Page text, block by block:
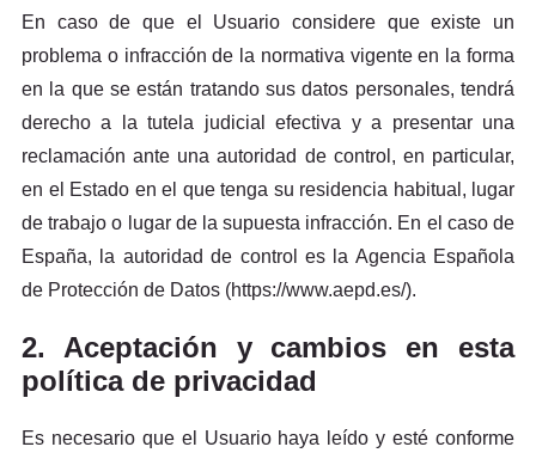
En caso de que el Usuario considere que existe un
problema o infracción de la normativa vigente en la forma
en la que se están tratando sus datos personales, tendrá
derecho a la tutela judicial efectiva y a presentar una
reclamación ante una autoridad de control, en particular,
en el Estado en el que tenga su residencia habitual, lugar
de trabajo o lugar de la supuesta infracción. En el caso de
España, la autoridad de control es la Agencia Española
de Protección de Datos (https://www.aepd.es/).
2. Aceptación y cambios en esta
política de privacidad
Es necesario que el Usuario haya leído y esté conforme